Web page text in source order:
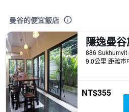
曼谷的便宜飯店
隱逸曼
9.0公里 距離市
NT$355